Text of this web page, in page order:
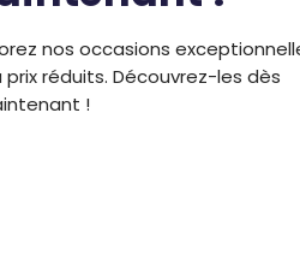
nos occasions
réduits. Découvrez-les dès
!